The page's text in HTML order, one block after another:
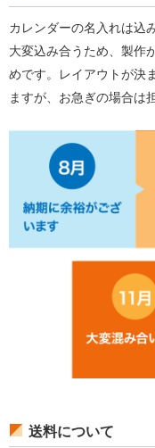
カレンダーの名入れは込
大変込み合うため、製作
めです。レイアウトが決
ますが、お急ぎの場合は
送料について